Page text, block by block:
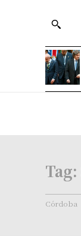
Tag:
Córdoba